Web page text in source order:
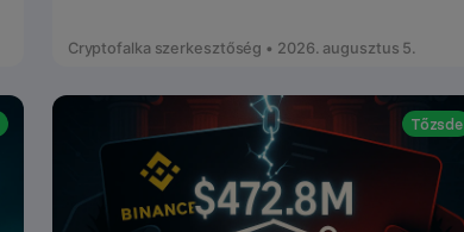
Cryptofalka szerkesztőség • 2026. augusztus 5.
Tőzsde